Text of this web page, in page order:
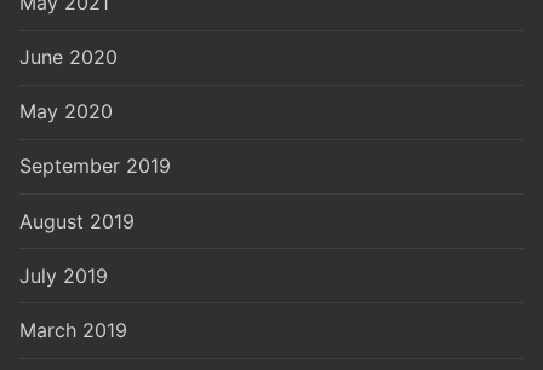
June 2020
May 2020
September 2019
August 2019
July 2019
March 2019